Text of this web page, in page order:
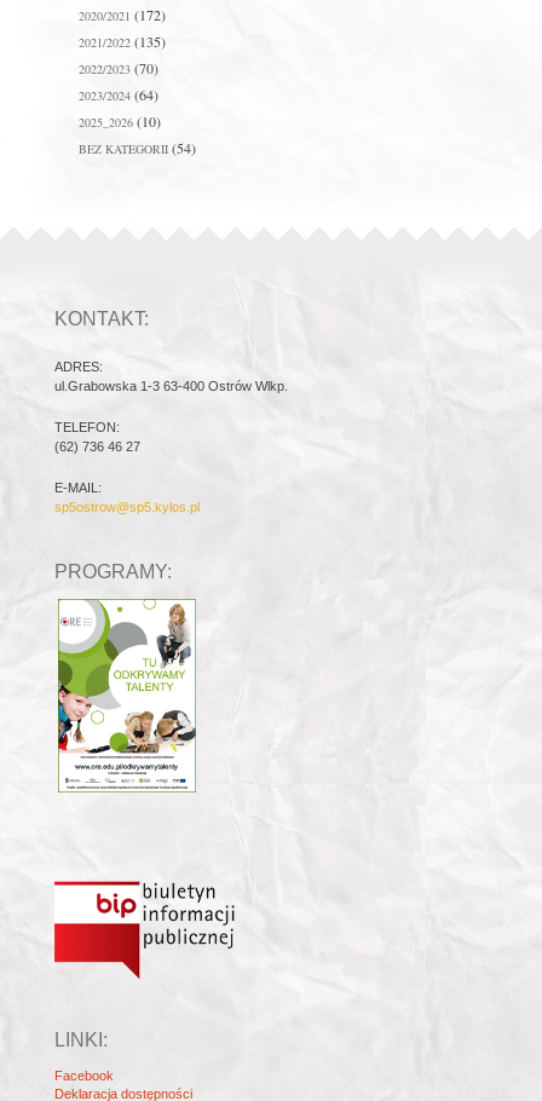
2020/2021 (172)
2021/2022(135)
2022/2023(70)
2023/2024(64)
2025_2026(10)
BEZ KATEGORII(54)
KONTAKT:
ADRES:
ul.Grabowska 1-3 63-400 Ostrów Wlkp.
TELEFON:
(62) 736 46 27
E-MAIL:
sp5ostrow@sp5.kylos.pl
PROGRAMY:
LINKI:
Facebook
Deklaracja dostępności